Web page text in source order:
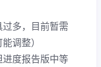
多，目前暂需
调整）
度报告版中等